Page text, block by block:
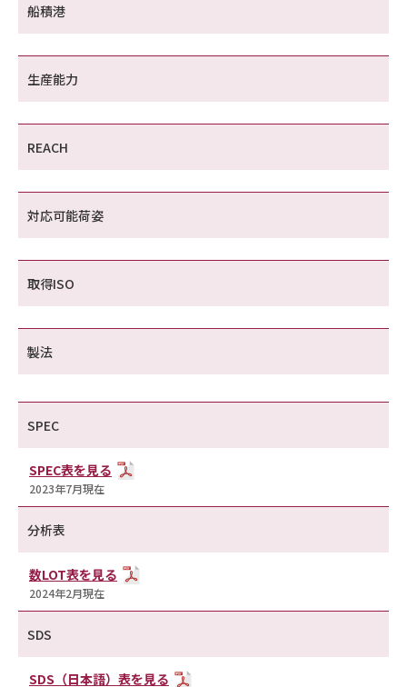
船積港
生産能力
REACH
対応可能荷姿
取得ISO
製法
SPEC
SPEC表を見る
2023年7月現在
分析表
数LOT表を見る
2024年2月現在
SDS
SDS（日本語）表を見る